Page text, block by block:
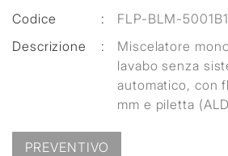
Codice
:
FLP-BLM-
Descrizione
:
Miscelatore
lavabo senza
automatico, con
mm e piletta
PREVENTIVO